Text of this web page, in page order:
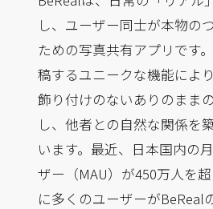
し、ユーザー同士が本物の
ための写真共有アプリです
稿するユニークな機能によ
飾り付けのないありのまま
し、他者との自然な関係を
います。最近、日本国内の
ザー（MAU）が450万人を
に多くのユーザーがBeReal